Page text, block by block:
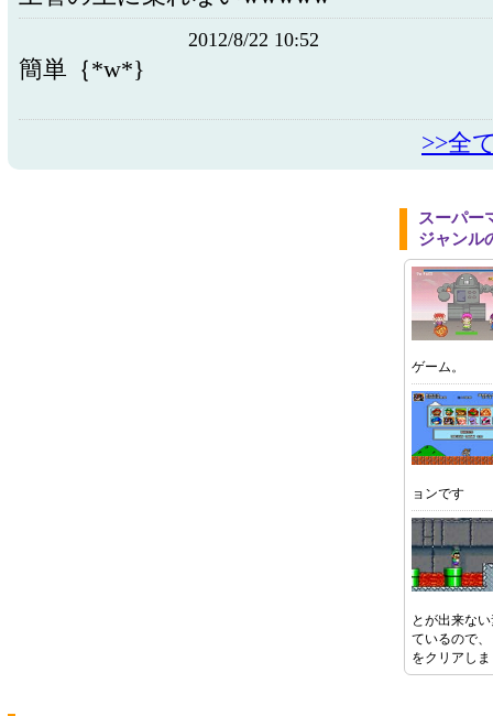
2012/8/22 10:52
簡単｛*w*}
>>全
スーパー
ジャンル
ゲーム。
ョンです
とが出来な
ているので
をクリアし